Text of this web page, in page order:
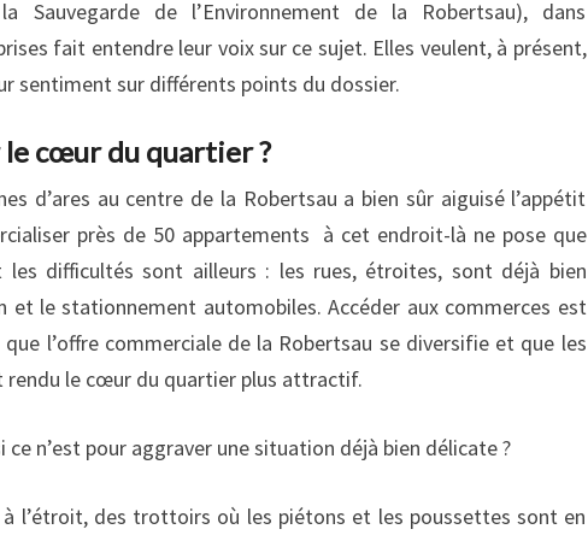
la Sauvegarde de l’Environnement de la Robertsau), dans
fait entendre leur voix sur ce sujet. Elles veulent, à présent,
sentiment sur différents points du dossier.
cœur du quartier ?
d’ares au centre de la Robertsau a bien sûr aiguisé l’appétit
près de 50 appartements à cet endroit-là ne pose que
les difficultés sont ailleurs : les rues, étroites, sont déjà bien
et le stationnement automobiles. Accéder aux commerces est
l’offre commerciale de la Robertsau se diversifie et que les
le cœur du quartier plus attractif.
n’est pour aggraver une situation déjà bien délicate ?
l’étroit, des trottoirs où les piétons et les poussettes sont en